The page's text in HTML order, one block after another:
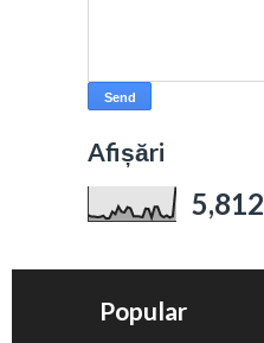
Afișări
5,812
Popular